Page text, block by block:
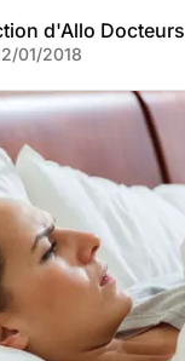
d'Allo Docteurs
01/2018